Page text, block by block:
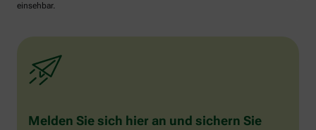
einsehbar.
Melden Sie sich hier an und sichern Sie